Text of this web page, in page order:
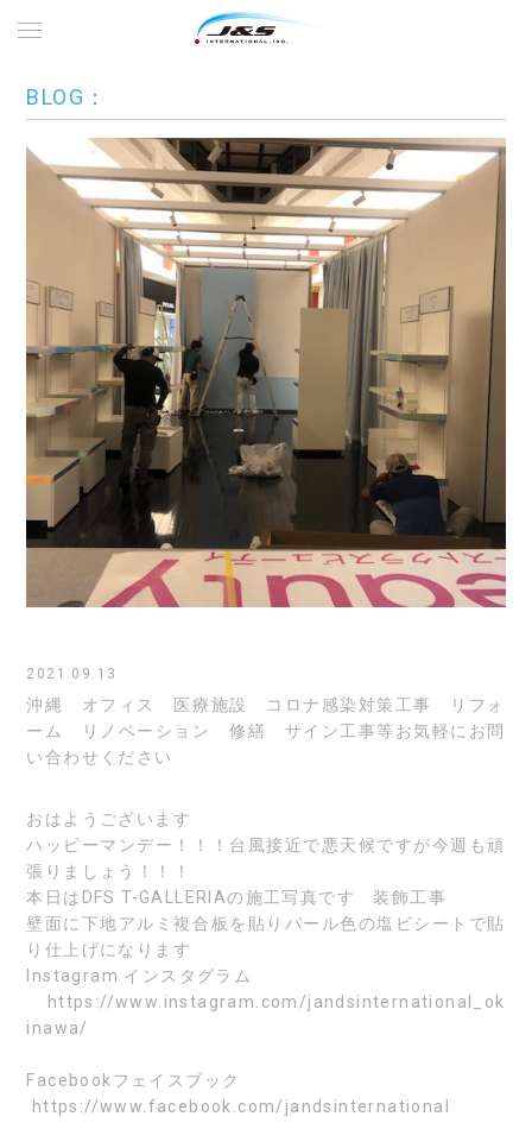
BLOG：
2021.09.13
沖縄 オフィス 医療施設 コロナ感染対策工事 リフォ
ーム リノベーション 修繕 サイン工事等お気軽にお問
い合わせください
おはようございます
ハッピーマンデー！！！台風接近で悪天候ですが今週も頑
張りましょう！！！
本日はDFS T-GALLERIAの施工写真です 装飾工事
壁面に下地アルミ複合板を貼りパール色の塩ビシートで貼
り仕上げになります
Instagram インスタグラム
https://www.instagram.com/jandsinternational_ok
inawa/
Facebook フェイスブック
https://www.facebook.com/jandsinternational